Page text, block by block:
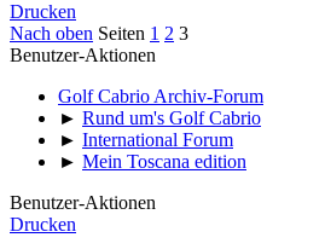
Drucken
Nach oben Seiten 1 2 3
Benutzer-Aktionen
Golf Cabrio Archiv-Forum
► Rund um's Golf Cabrio
► International Forum
► Mein Toscana edition
Benutzer-Aktionen
Drucken